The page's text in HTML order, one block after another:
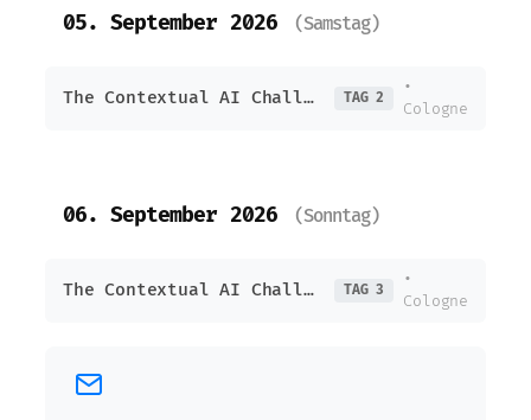
05. September 2026 (Samstag)
The Contextual AI Challenge – AIX Hackathon TAG 2
•
Cologne
06. September 2026 (Sonntag)
The Contextual AI Challenge – AIX Hackathon TAG 3
•
Cologne